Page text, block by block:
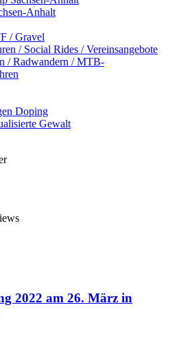
Anhalt
/ Gravel
/ Social Rides / Vereinsangebote
/ Radwandern / MTB-
Doping
Gewalt
2022 am 26. März in